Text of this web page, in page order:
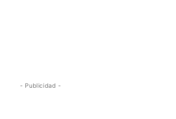
- Publicidad -